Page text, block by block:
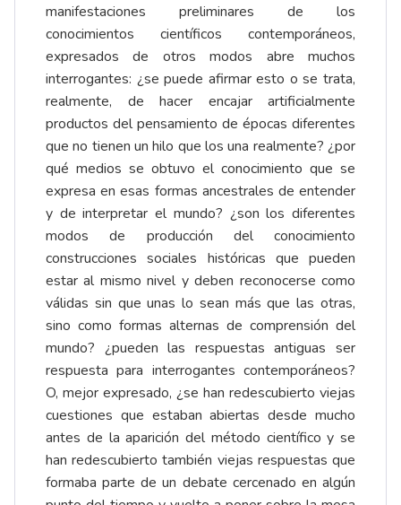
manifestaciones preliminares de los
conocimientos científicos contemporáneos,
expresados de otros modos abre muchos
interrogantes: ¿se puede afirmar esto o se trata,
realmente, de hacer encajar artificialmente
productos del pensamiento de épocas diferentes
que no tienen un hilo que los una realmente? ¿por
qué medios se obtuvo el conocimiento que se
expresa en esas formas ancestrales de entender
y de interpretar el mundo? ¿son los diferentes
modos de producción del conocimiento
construcciones sociales históricas que pueden
estar al mismo nivel y deben reconocerse como
válidas sin que unas lo sean más que las otras,
sino como formas alternas de comprensión del
mundo? ¿pueden las respuestas antiguas ser
respuesta para interrogantes contemporáneos?
O, mejor expresado, ¿se han redescubierto viejas
cuestiones que estaban abiertas desde mucho
antes de la aparición del método científico y se
han redescubierto también viejas respuestas que
formaba parte de un debate cercenado en algún